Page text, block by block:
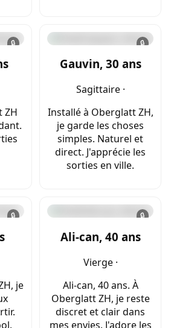
🔒
ZH
🔒
Gauvin, 30 ans
Sagittaire ·
Installé à Oberglatt ZH,
je garde les choses
simples. Naturel et
direct. J'apprécie les
sorties en ville.
🔒
je
🔒
Ali-can, 40 ans
Vierge ·
Ali-can, 40 ans. À
Oberglatt ZH, je reste
discret et clair dans
mes envies. J'adore les